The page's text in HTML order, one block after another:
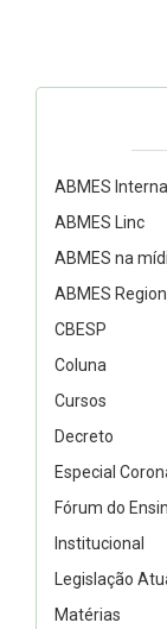
ABMES
ABMES Linc
ABMES na
ABMES
CBESP
Coluna
Cursos
Decreto
Especial
Fórum do
Institucional
Legislação
Matérias